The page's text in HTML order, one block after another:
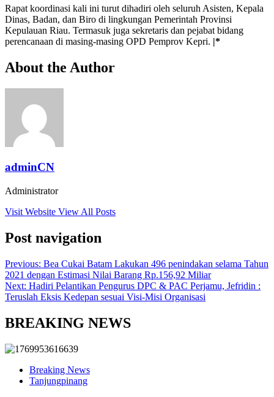
Rapat koordinasi kali ini turut dihadiri oleh seluruh Asisten, Kepala
Dinas, Badan, dan Biro di lingkungan Pemerintah Provinsi
Kepulauan Riau. Termasuk juga sekretaris dan pejabat bidang
perencanaan di masing-masing OPD Pemprov Kepri. |*
About the Author
adminCN
Administrator
Visit Website View All Posts
Post navigation
Previous: Bea Cukai Batam Lakukan 496 penindakan selama Tahun
2021 dengan Estimasi Nilai Barang Rp.156,92 Miliar
Next: Hadiri Pelantikan Pengurus DPC & PAC Perjamu, Jefridin :
Teruslah Eksis Kedepan sesuai Visi-Misi Organisasi
BREAKING NEWS
Breaking News
Tanjungpinang